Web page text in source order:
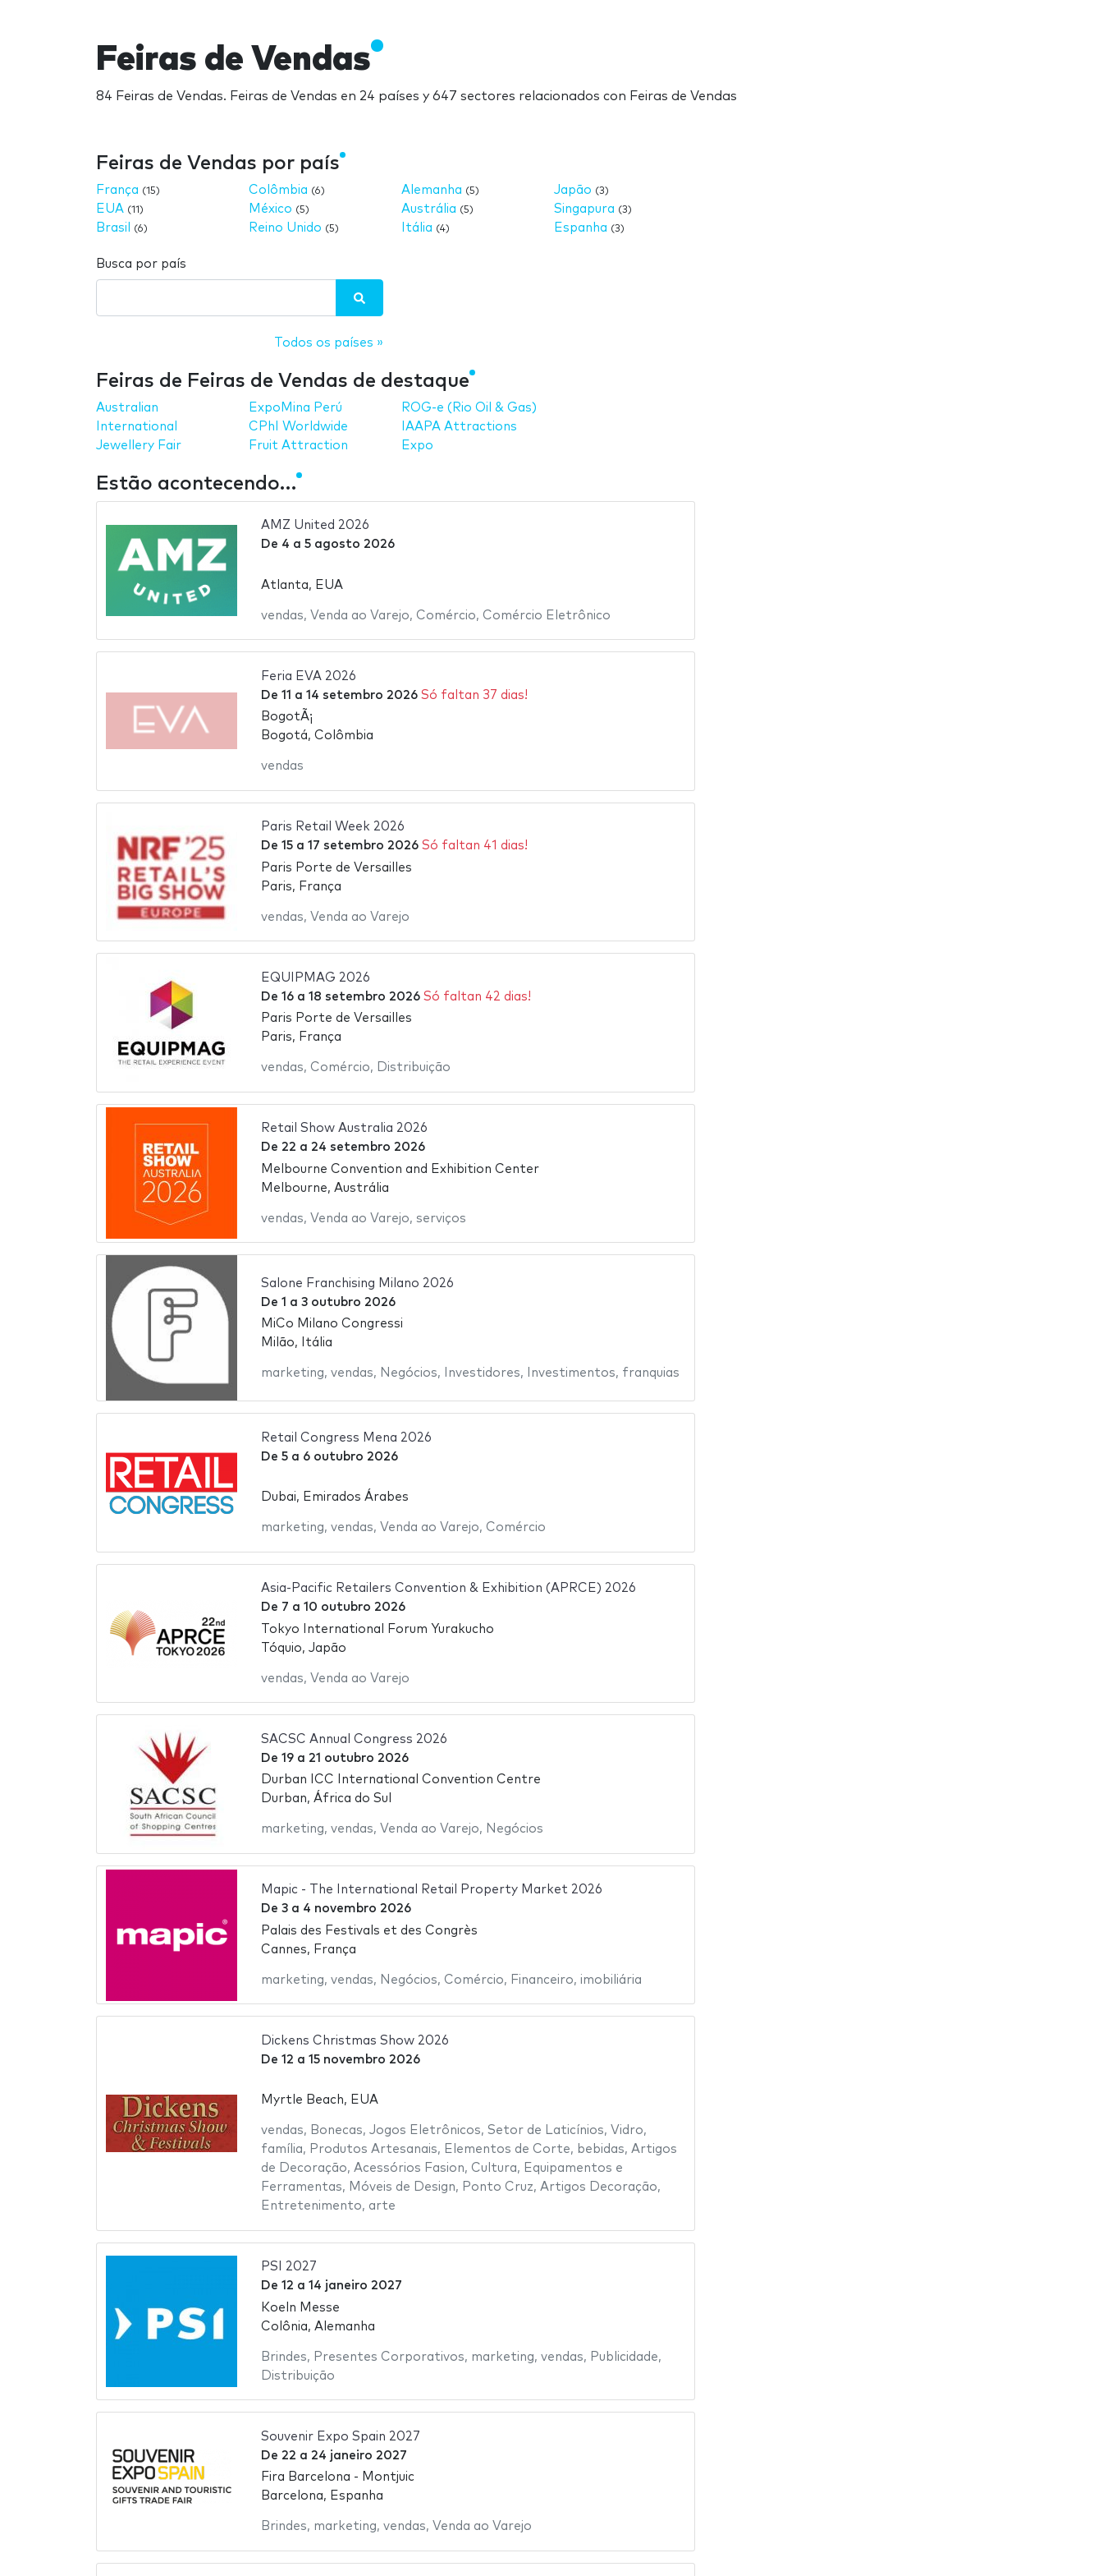
Feiras de Vendas
84 Feiras de Vendas. Feiras de Vendas en 24 países y 647 sectores relacionados con Feiras de Vendas
Feiras de Vendas por país
França (15)
EUA (11)
Brasil (6)
Colômbia (6)
México (5)
Reino Unido (5)
Alemanha (5)
Austrália (5)
Itália (4)
Japão (3)
Singapura (3)
Espanha (3)
Busca por país
Todos os países »
Feiras de Feiras de Vendas de destaque
Australian
International
Jewellery Fair
ExpoMina Perú
CPhI Worldwide
Fruit Attraction
ROG-e (Rio Oil & Gas)
IAAPA Attractions
Expo
Estão acontecendo…
AMZ United 2026
De 4 a 5 agosto 2026
Atlanta, EUA
vendas, Venda ao Varejo, Comércio, Comércio Eletrônico
Feria EVA 2026
De 11 a 14 setembro 2026 Só faltan 37 dias!
BogotÃ¡
Bogotá, Colômbia
vendas
Paris Retail Week 2026
De 15a 17 setembro 2026 Só faltan 41 dias!
Paris Porte de Versailles
Paris, França
vendas, Venda ao Varejo
EQUIPMAG 2026
De 16a 18 setembro 2026 Só faltan 42 dias!
Paris Porte de Versailles
Paris, França
vendas, Comércio, Distribuição
Retail Show Australia 2026
De 22 a 24 setembro 2026
Melbourne Convention and Exhibition Center
Melbourne, Austrália
vendas, Venda ao Varejo, serviços
Salone Franchising Milano 2026
De 1 a 3 outubro 2026
MiCo Milano Congressi
Milão, Itália
marketing, vendas, Negócios, Investidores, Investimentos, franquias
Retail Congress Mena 2026
De 5a 6 outubro 2026
Dubai, Emirados Árabes
marketing, vendas, Venda ao Varejo, Comércio
Asia-Pacific Retailers Convention & Exhibition (APRCE) 2026
De 7 a 10 outubro 2026
Tokyo International Forum Yurakucho
Tóquio, Japão
vendas, Venda ao Varejo
SACSC Annual Congress 2026
De 19a 21 outubro 2026
Durban ICC International Convention Centre
Durban, África do Sul
marketing, vendas, Venda ao Varejo, Negócios
Mapic - The International Retail Property Market 2026
De 3a 4 novembro 2026
Palais des Festivals et des Congrès
Cannes, França
marketing, vendas, Negócios, Comércio, Financeiro, imobiliária
Dickens Christmas Show 2026
De 12 a 15 novembro 2026
Myrtle Beach, EUA
vendas, Bonecas, Jogos Eletrônicos, Setor de Laticínios, Vidro,
família, Produtos Artesanais, Elementos de Corte, bebidas, Artigos
de Decoração, Acessórios Fasion, Cultura, Equipamentos e
Ferramentas, Móveis de Design, Ponto Cruz, Artigos Decoração,
Entretenimento, arte
PSI 2027
De 12 a 14 janeiro 2027
Koeln Messe
Colônia, Alemanha
Brindes, Presentes Corporativos, marketing, vendas, Publicidade,
Distribuição
Souvenir Expo Spain 2027
De 22 a 24 janeiro 2027
Fira Barcelona - Montjuic
Barcelona, Espanha
Brindes, marketing, vendas, Venda ao Varejo